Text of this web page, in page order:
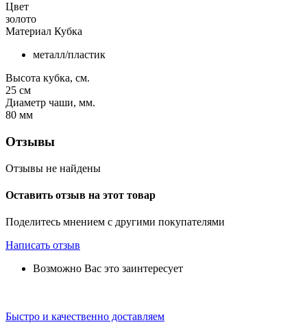
Цвет
золото
Материал Кубка
металл/пластик
Высота кубка, см.
25 см
Диаметр чаши, мм.
80 мм
Отзывы
Отзывы не найдены
Оставить отзыв на этот товар
Поделитесь мнением с другими покупателями
Написать отзыв
Возможно Вас это заинтересует
Быстро и качественно доставляем